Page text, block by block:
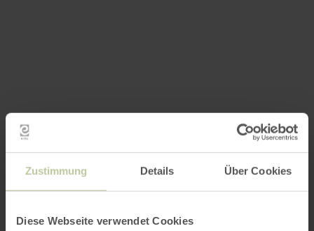
Zustimmung Details Über Cookies
Diese Webseite verwendet Cookies